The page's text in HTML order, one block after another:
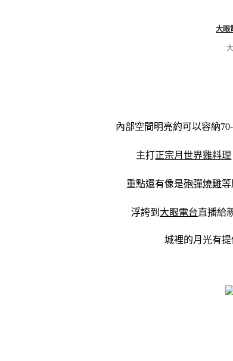
大眼
內部空間明亮約可以容納
主打正宗月世界雞料理
重點還有像是砲彈燒雞
浮誇到大眼電台直播給
城裡的月光有